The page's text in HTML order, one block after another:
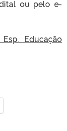
ou pelo e-
Educação